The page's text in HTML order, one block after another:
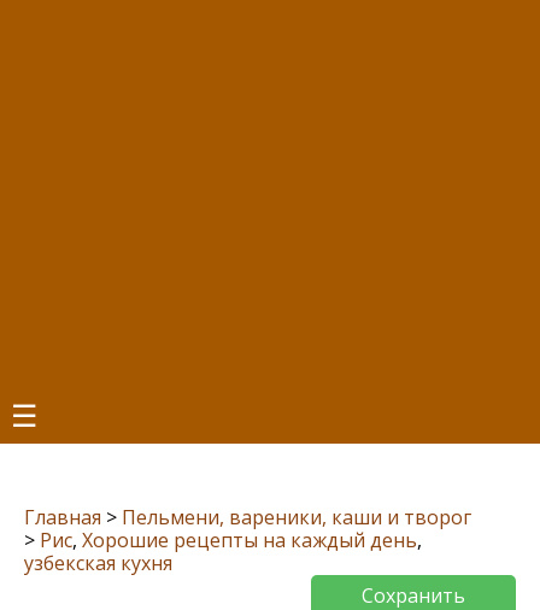
☰
Главная > Пельмени, вареники, каши и творог
> Рис, Хорошие рецепты на каждый день,
узбекская кухня
Сохранить